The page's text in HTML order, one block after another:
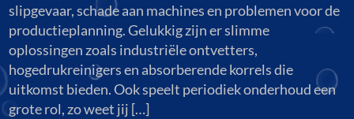
slipgevaar, schade aan machines en problemen voor de
productieplanning. Gelukkig zijn er slimme
oplossingen zoals industriële ontvetters,
hogedrukreinigers en absorberende korrels die
uitkomst bieden. Ook speelt periodiek onderhoud een
grote rol, zo weet jij […]